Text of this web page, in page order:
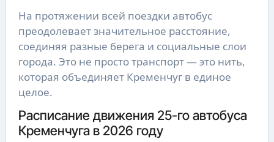
На протяжении всей поездки автобус
преодолевает значительное расстояние,
соединяя разные берега и социальные слои
города. Это не просто транспорт — это нить,
которая объединяет Кременчуг в единое
целое.
Расписание движения 25-го автобуса
Кременчуга в 2026 году